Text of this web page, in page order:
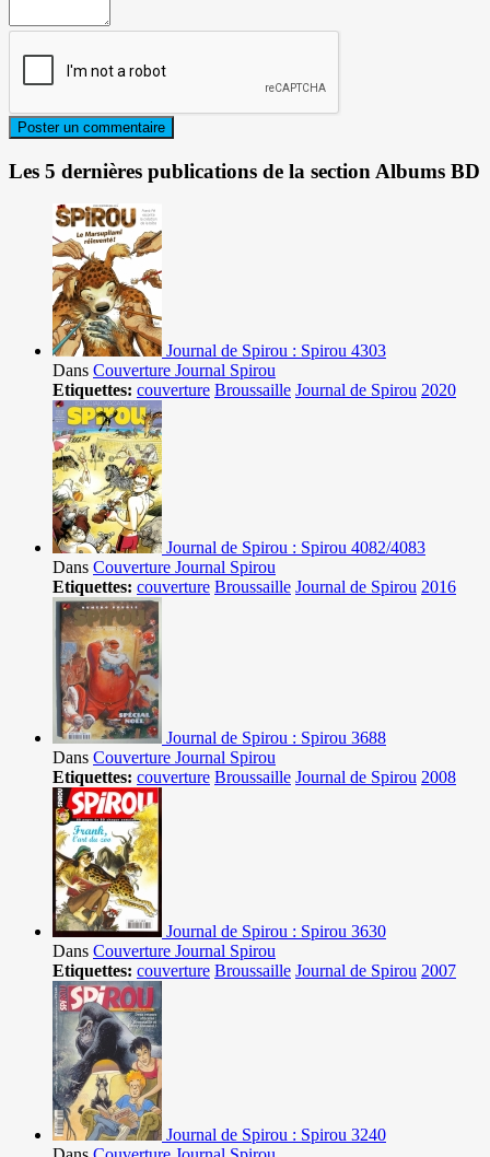
Les 5 dernières publications de la section Albums BD
Journal de Spirou : Spirou 4303
Dans Couverture Journal Spirou
Etiquettes: couverture Broussaille Journal de Spirou 2020
Journal de Spirou : Spirou 4082/4083
Dans Couverture Journal Spirou
Etiquettes: couverture Broussaille Journal de Spirou 2016
Journal de Spirou : Spirou 3688
Dans Couverture Journal Spirou
Etiquettes: couverture Broussaille Journal de Spirou 2008
Journal de Spirou : Spirou 3630
Dans Couverture Journal Spirou
Etiquettes: couverture Broussaille Journal de Spirou 2007
Journal de Spirou : Spirou 3240